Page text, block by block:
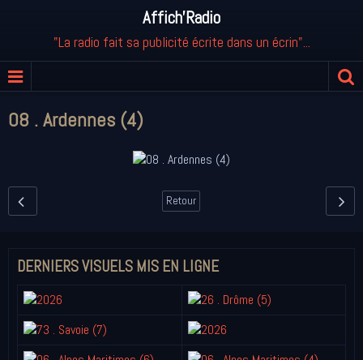
Affich'Radio
"La radio fait sa publicité écrite dans un écrin"...
08 . Ardennes (4)
Retour
DERNIERS VISUELS MIS EN LIGNE